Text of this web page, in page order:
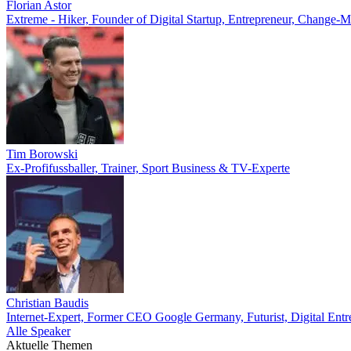
Florian Astor
Extreme - Hiker, Founder of Digital Startup, Entrepreneur, Change-
Tim Borowski
Ex-Profifussballer, Trainer, Sport Business & TV-Experte
Christian Baudis
Internet-Expert, Former CEO Google Germany, Futurist, Digital
Alle Speaker
Aktuelle Themen